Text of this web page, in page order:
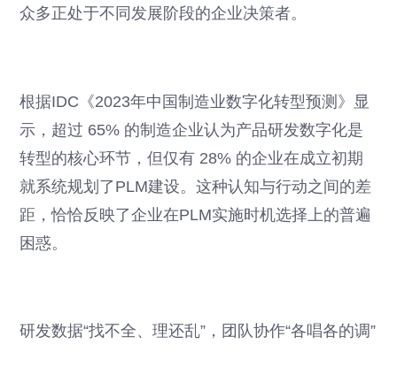
众多正处于不同发展阶段的企业决策者。
根据IDC《2023年中国制造业数字化转型预测》显
示，超过 65% 的制造企业认为产品研发数字化是
转型的核心环节，但仅有 28% 的企业在成立初期
就系统规划了PLM建设。这种认知与行动之间的差
距，恰恰反映了企业在PLM实施时机选择上的普遍
困惑。
研发数据“找不全、理还乱”，团队协作“各唱各的调”